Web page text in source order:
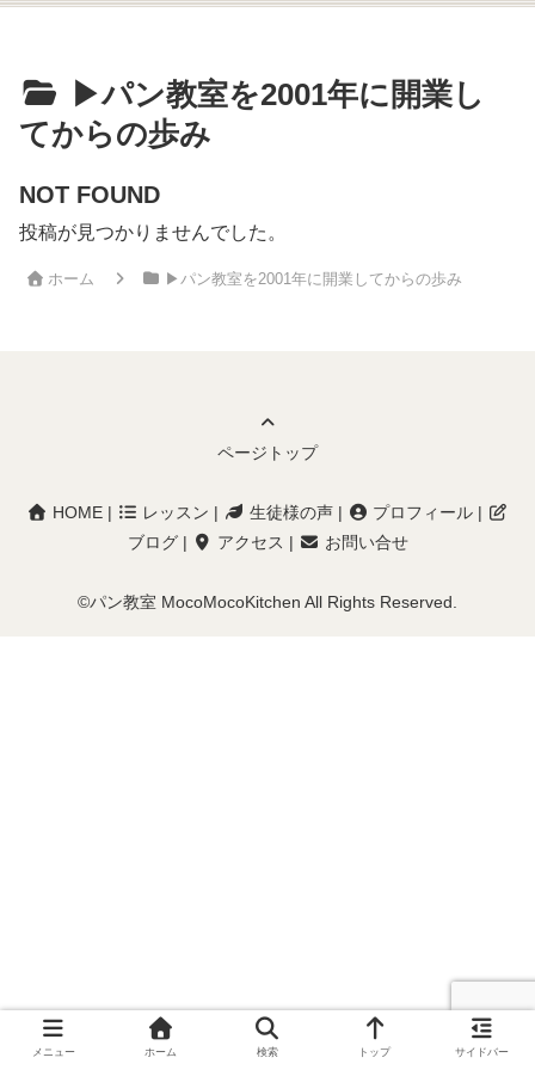
▶︎パン教室を2001年に開業し
てからの歩み
NOT FOUND
投稿が見つかりませんでした。
ホーム ▶︎パン教室を2001年に開業してからの歩み
ページトップ
HOME| レッスン | 生徒様の声| プロフィール |
ブログ| アクセス | お問い合せ
©パン教室 MocoMocoKitchen All Rights Reserved.
メニュー ホーム 検索 トップ サイドバー